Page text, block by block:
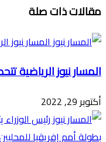
عبر
البريد
مقالات ذات صلة
المسار نيوز الرياضية
أكتوبر 29, 2022